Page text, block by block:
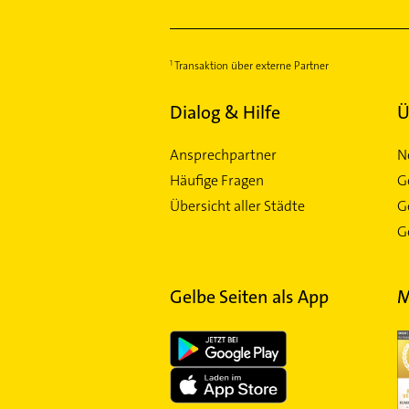
Transaktion über externe Partner
Dialog & Hilfe
Ansprechpartner
Häufige Fragen
Übersicht aller Städte
Gelbe Seiten als App